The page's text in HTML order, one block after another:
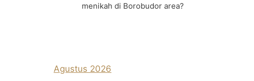
menikah di Borobudor area?
Agustus 2026